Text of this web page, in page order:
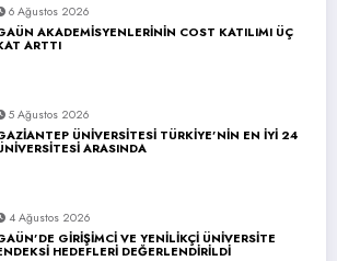
6 Ağustos 2026
AKADEMİSYENLERİNİN COST KATILIMI ÜÇ
ARTTI
5 Ağustos 2026
ÜNİVERSİTESİ TÜRKİYE’NİN EN İYİ 24
ARASINDA
4 Ağustos 2026
GİRİŞİMCİ VE YENİLİKÇİ ÜNİVERSİTE
HEDEFLERİ DEĞERLENDİRİLDİ